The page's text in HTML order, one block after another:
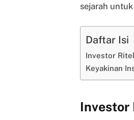
sejarah
Daftar Isi
Investor
Keyakinan
Investor